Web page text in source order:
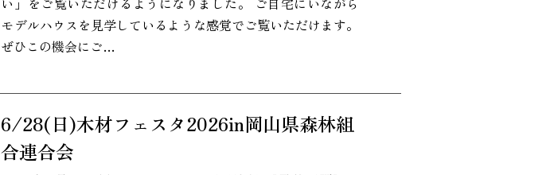
モデルハウスを見学しているような感覚でご覧いただけます。
ぜひこの機会にご…
6/28(日)木材フェスタ2026in岡山県森林組
合連合会